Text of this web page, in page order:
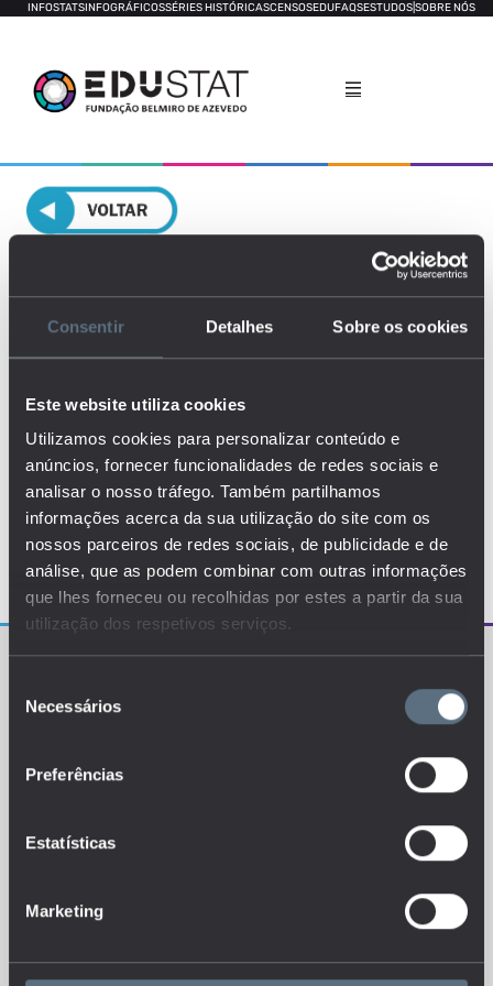
Consentir Detalhes Sobre os cookies
Este website utiliza cookies
Utilizamos cookies para personalizar conteúdo e
anúncios, fornecer funcionalidades de redes sociais e
analisar o nosso tráfego. Também partilhamos
informações acerca da sua utilização do site com os
nossos parceiros de redes sociais, de publicidade e de
análise, que as podem combinar com outras informações
que lhes forneceu ou recolhidas por estes a partir da sua
utilização dos respetivos serviços.
Necessários
Preferências
Estatísticas
Marketing
INFOSTATSINFOGRÁFICOSSÉRIES HISTÓRICASCENSOSEDUFAQSESTUDOSSOBRE NÓS
Corpo docente do sistema de
ENSINO NÃO SUPERIOR ENSINO SUPERIOR
O EDUSTAT sistematiza um conjunto de indicadores e
português.